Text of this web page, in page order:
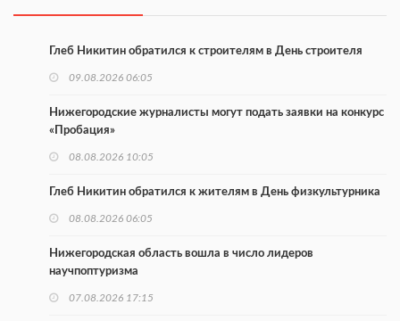
Глеб Никитин обратился к строителям в День строителя
09.08.2026 06:05
Нижегородские журналисты могут подать заявки на конкурс
«Пробация»
08.08.2026 10:05
Глеб Никитин обратился к жителям в День физкультурника
08.08.2026 06:05
Нижегородская область вошла в число лидеров
научпоптуризма
07.08.2026 17:15